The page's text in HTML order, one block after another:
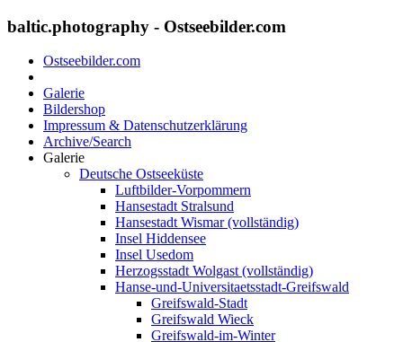
baltic.photography - Ostseebilder.com
Ostseebilder.com
Galerie
Bildershop
Impressum & Datenschutzerklärung
Archive/Search
Galerie
Deutsche Ostseeküste
Luftbilder-Vorpommern
Hansestadt Stralsund
Hansestadt Wismar (vollständig)
Insel Hiddensee
Insel Usedom
Herzogsstadt Wolgast (vollständig)
Hanse-und-Universitaetsstadt-Greifswald
Greifswald-Stadt
Greifswald Wieck
Greifswald-im-Winter